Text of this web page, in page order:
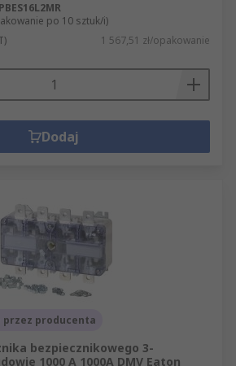
PBES16L2MR
po 10 sztuk/i)
1 567,51 zł/opakowanie
Dodaj
przez producenta
bezpiecznikowego 3-
1000 A 1000A DMV Eaton